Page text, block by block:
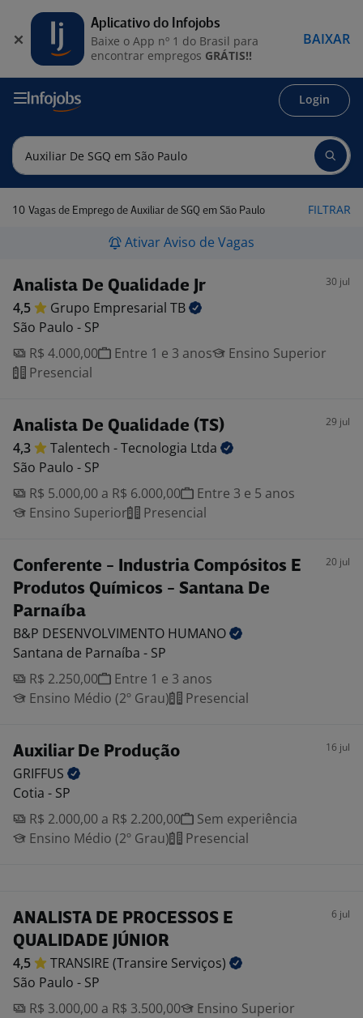
Login
10 Vagas de Emprego de Auxiliar de SGQ em São Paulo FILTRAR
Ativar Aviso de Vagas
Analista De Qualidade Jr 30 jul
4,5 Grupo Empresarial TB
São Paulo - SP
R$ 4.000,00
Entre 1 e 3 anos
Ensino Superior
Presencial
Analista De Qualidade (TS) 29 jul
4,3 Talentech - Tecnologia Ltda
São Paulo - SP
R$ 5.000,00 a R$ 6.000,00
Entre 3 e 5 anos
Ensino Superior
Presencial
Conferente - Industria Compósitos E
Produtos Químicos - Santana De
Parnaíba
20 jul
B&P DESENVOLVIMENTO HUMANO
Santana de Parnaíba - SP
R$ 2.250,00
Entre 1 e 3 anos
Ensino Médio (2º Grau)
Presencial
Auxiliar De Produção 16 jul
GRIFFUS
Cotia - SP
R$ 2.000,00 a R$ 2.200,00
Sem experiência
Ensino Médio (2º Grau)
Presencial
ANALISTA DE PROCESSOS E
QUALIDADE JÚNIOR
6 jul
4,5 TRANSIRE (Transire Serviços)
São Paulo - SP
R$ 3.000,00 a R$ 3.500,00
Ensino Superior
Aplicativo do Infojobs
Baixe o App nº 1 do Brasil para
encontrar empregos GRÁTIS!!
BAIXAR